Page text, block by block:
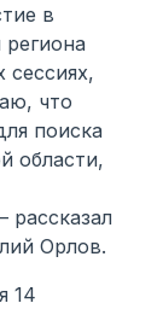
в
сессиях,
что
поиска
области,
рассказал
Орлов.
14